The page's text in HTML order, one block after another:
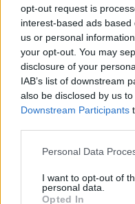
opt-out request is
interest-based ads
us or personal
your opt-out. You may
disclosure of your
IAB’s list of downstream
also be disclosed by us
Downstream Participants
Please note that this
not limited to your visit or
grant or deny consent to
Personal Data
I want to opt-out of
personal data.
Opted In